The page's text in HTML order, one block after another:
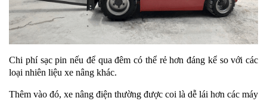
Chi phí sạc pin nếu để qua đêm có thể rẻ hơn đáng kể so với các
loại nhiên liệu xe nâng khác.
Thêm vào đó, xe nâng điện thường được coi là dễ lái hơn các máy